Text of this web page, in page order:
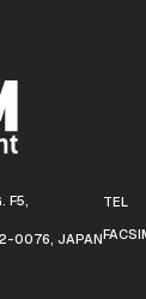
F5,
0076, JAPAN
TEL